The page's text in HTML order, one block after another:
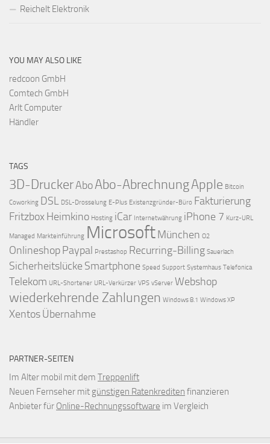
Reichelt Elektronik
YOU MAY ALSO LIKE
redcoon GmbH
Comtech GmbH
Arlt Computer
Händler
TAGS
3D-DruckerAboAbo-AbrechnungApple Bitcoin
Coworking DSL DSL-Drosselung E-Plus Existenzgründer-Büro Fakturierung
Fritzbox Heimkino Hosting iCar Internetwährung iPhone 7 Kurz-URL
Managed Markteinführung Microsoft München O2
Onlineshop Paypal Prestashop Recurring-Billing Sauerlach
Sicherheitslücke Smartphone Speed Support Systemhaus Telefonica
Telekom URL-Shortener URL-Verkürzer VPS vServer Webshop
wiederkehrende Zahlungen Windows 8.1 Windows XP
XentosÜbernahme
PARTNER-SEITEN
Im Alter mobil mit dem Treppenlift
Neuen Fernseher mit günstigen Ratenkrediten finanzieren
Anbieter für Online-Rechnungssoftware im Vergleich